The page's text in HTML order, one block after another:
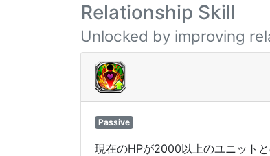
Relationship Skill
Unlocked by improving
Passive
現在のHPが2000以上のユニット